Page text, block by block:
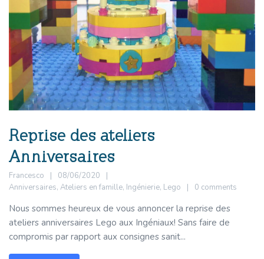
Reprise des ateliers
Anniversaires
Francesco
08/06/2020
Anniversaires, Ateliers en famille, Ingénierie, Lego 0 comments
Nous sommes heureux de vous annoncer la reprise des
ateliers anniversaires Lego aux Ingéniaux! Sans faire de
compromis par rapport aux consignes sanit...